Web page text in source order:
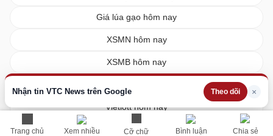
Trang chủ Xem nhiều Cỡ chữ Bình luận Chia sẻ
Nhận tin VTC News trên Google Theo dõi ×
Giá lúa gạo hôm nay
XSMN hôm nay
XSMB hôm nay
Vietlott hôm nay